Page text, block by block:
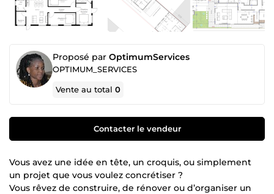
Proposé par OptimumServices
OPTIMUM_SERVICES
Vente au total0
Contacter le vendeur
Vous avez une idée en tête, un croquis, ou simplement
un projet que vous voulez concrétiser ?
Vous rêvez de construire, de rénover ou d’organiser un